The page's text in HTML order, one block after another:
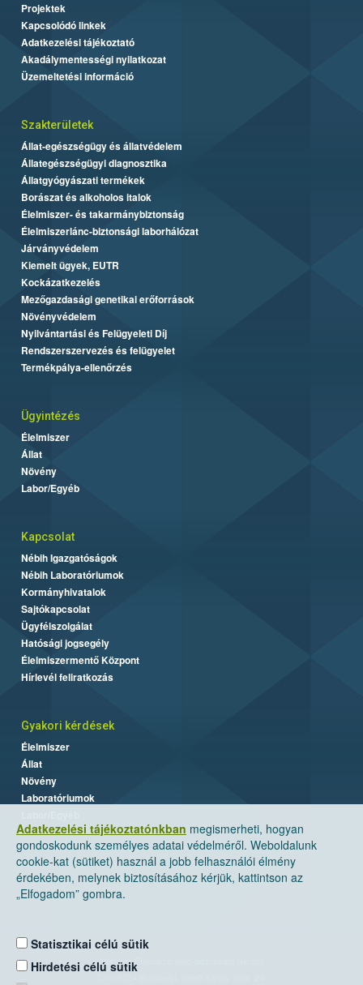
Adatkezelési tájékoztatónkban megismerheti, hogyan
gondoskodunk személyes adatai védelméről. Weboldalunk
cookie-kat (sütiket) használ a jobb felhasználói élmény
érdekében, melynek biztosításához kérjük, kattintson az
„Elfogadom” gombra.
Statisztikai célú sütik
Hirdetési célú sütik
Projektek
Kapcsolódó linkek
Adatkezelési tájékoztató
Akadálymentességi nyilatkozat
Üzemeltetési információ
Szakterületek
Állat-egészségügy és állatvédelem
Állategészségügyi diagnosztika
Állatgyógyászati termékek
Borászat és alkoholos italok
Élelmiszer- és takarmánybiztonság
Élelmiszerlánc-biztonsági laborhálózat
Járványvédelem
Kiemelt ügyek, EUTR
Kockázatkezelés
Mezőgazdasági genetikai erőforrások
Növényvédelem
Nyilvántartási és Felügyeleti Díj
Rendszerszervezés és felügyelet
Termékpálya-ellenőrzés
Ügyintézés
Élelmiszer
Állat
Növény
Labor/Egyéb
Kapcsolat
Nébih Igazgatóságok
Nébih Laboratóriumok
Kormányhivatalok
Sajtókapcsolat
Ügyfélszolgálat
Hatósági jogsegély
Élelmiszermentő Központ
Hírlevél feliratkozás
Gyakori kérdések
Élelmiszer
Állat
Növény
Laboratóriumok
Nemzeti Élelmiszerlánc-biztonsági Hivatal